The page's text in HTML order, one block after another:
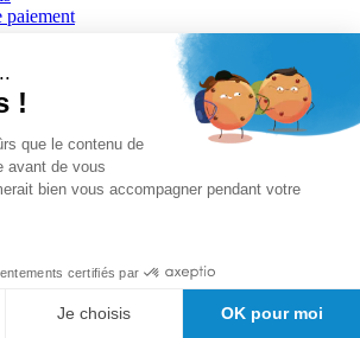
paiement
présent dans 23 pays
présentés sur ce site sont conformes
du code de la santé publique et à l'arrêté du
la liste des dispositifs médicaux autorisés à
!
que le contenu de
avant de vous
bien vous accompagner pendant votre
certifiés par
Je choisis OK pour moi